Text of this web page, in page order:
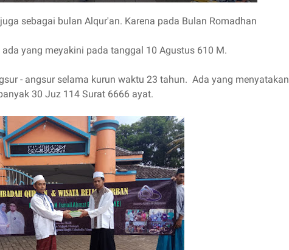
sebagai bulan Alqur'an. Karena pada Bulan Romadhan
yang meyakini pada tanggal 10 Agustus 610 M.
- angsur selama kurun waktu 23 tahun. Ada yang menyatakan
30 Juz 114 Surat 6666 ayat.